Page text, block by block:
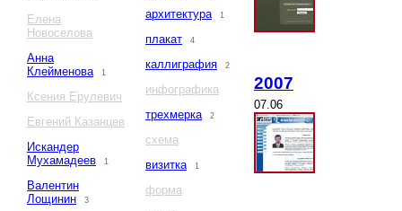
Елена
Новоселова
Анна
Клейменова
1
Ксения Ерулевич
Евгений Казанцев
Искандер
Мухамадеев
1
Валентин
Лощинин
3
архитектура 1
плакат 4
каллиграфия 2
инфографика
трехмерка
2
схема
визитка
1
форма
2007
07.06